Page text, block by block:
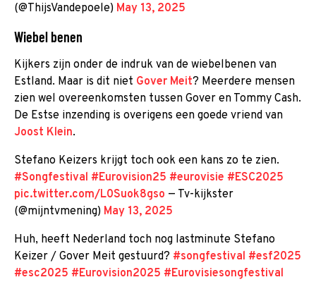
(@ThijsVandepoele) May 13, 2025
Wiebel benen
Kijkers zijn onder de indruk van de wiebelbenen van
Estland. Maar is dit niet Gover Meit? Meerdere mensen
zien wel overeenkomsten tussen Gover en Tommy Cash.
De Estse inzending is overigens een goede vriend van
Joost Klein.
Stefano Keizers krijgt toch ook een kans zo te zien.
#Songfestival #Eurovision25 #eurovisie #ESC2025
pic.twitter.com/L0Suok8gso — Tv-kijkster
(@mijntvmening) May 13, 2025
Huh, heeft Nederland toch nog lastminute Stefano
Keizer / Gover Meit gestuurd? #songfestival #esf2025
#esc2025 #Eurovision2025 #Eurovisiesongfestival